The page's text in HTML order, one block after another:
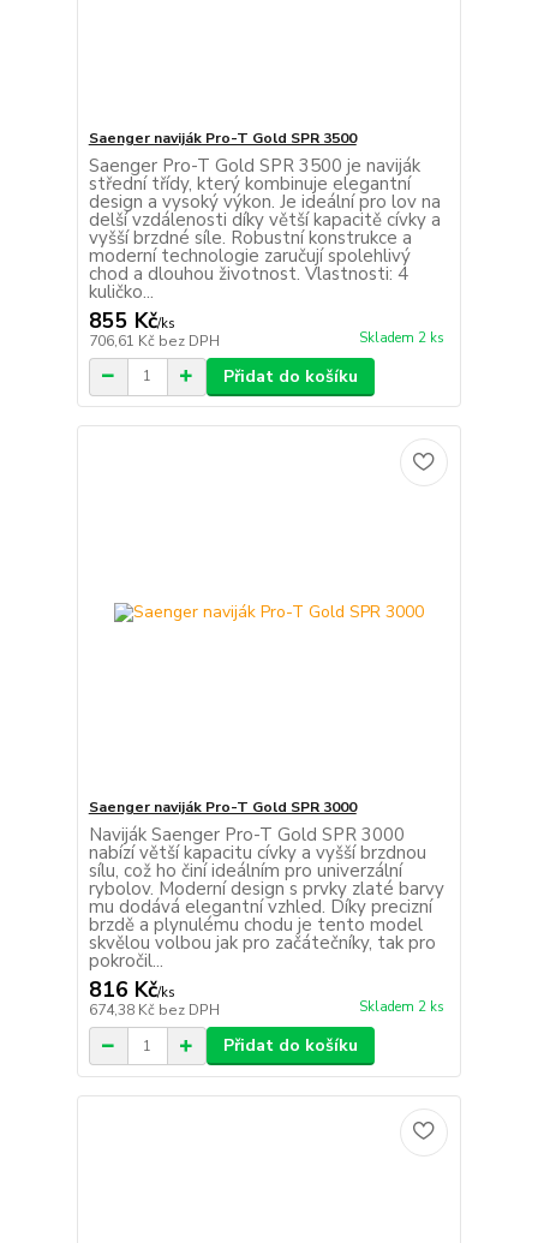
Saenger naviják Pro-T Gold SPR 3500
Saenger Pro-T Gold SPR 3500 je naviják
střední třídy, který kombinuje elegantní
design a vysoký výkon. Je ideální pro lov na
delší vzdálenosti díky větší kapacitě cívky a
vyšší brzdné síle. Robustní konstrukce a
moderní technologie zaručují spolehlivý
chod a dlouhou životnost. Vlastnosti: 4
kuličko...
855 Kč/ks
706,61 Kč bez DPH Skladem 2 ks
Přidat do košíku
Saenger naviják Pro-T Gold SPR 3000
Naviják Saenger Pro-T Gold SPR 3000
nabízí větší kapacitu cívky a vyšší brzdnou
sílu, což ho činí ideálním pro univerzální
rybolov. Moderní design s prvky zlaté barvy
mu dodává elegantní vzhled. Díky precizní
brzdě a plynulému chodu je tento model
skvělou volbou jak pro začátečníky, tak pro
pokročil...
816 Kč/ks
674,38 Kč bez DPH Skladem 2 ks
Přidat do košíku